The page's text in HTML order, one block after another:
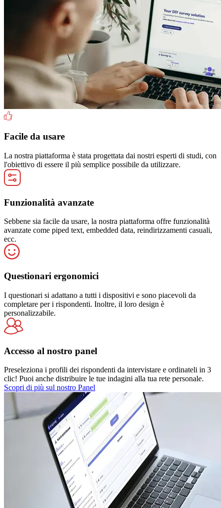
Facile da usare
La nostra piattaforma è stata progettata dai nostri esperti di studi, con
l'obiettivo di essere il più semplice possibile da utilizzare.
Funzionalità avanzate
Sebbene sia facile da usare, la nostra piattaforma offre funzionalità
avanzate come piped text, embedded data, reindirizzamenti casuali,
ecc.
Questionari ergonomici
I questionari si adattano a tutti i dispositivi e sono piacevoli da
completare per i rispondenti. Inoltre, il loro design è
personalizzabile.
Accesso al nostro panel
Preseleziona i profili dei rispondenti da intervistare e ordinateli in 3
clic! Puoi anche distribuire le tue indagini alla tua rete personale.
Scopri di più sul nostro Panel